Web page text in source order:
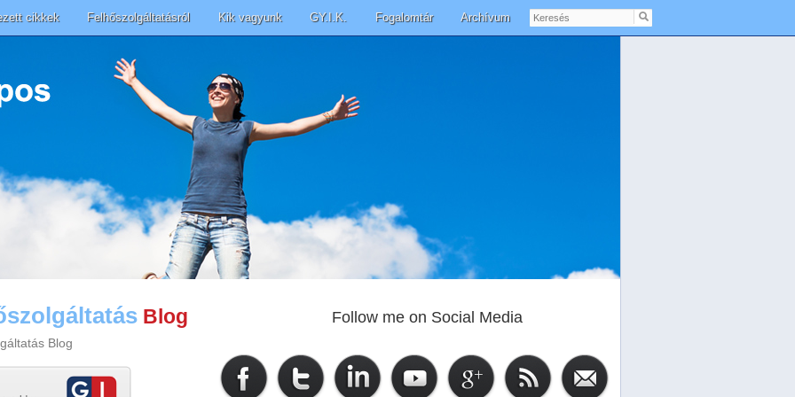
cikkek Felhőszolgáltatásról Kik vagyunk GY.I.K. Fogalomtár Archívum
Keresés
Blog
Blog
Follow me on Social Media